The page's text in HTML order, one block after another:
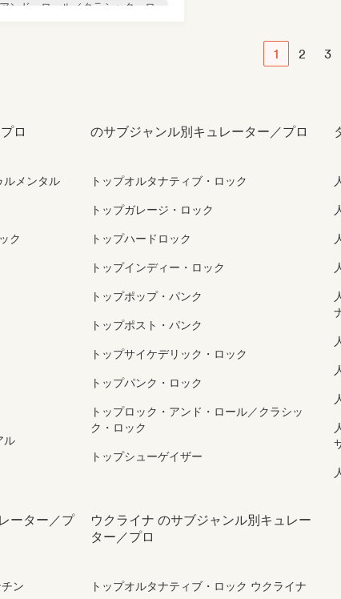
ンド・ロール／クラシック・ロ
1 2 3
ロ
ルメンタル
ク
ル
のサブジャンル別キュレーター／プロ
トップオルタナティブ・ロック
トップガレージ・ロック
トップハードロック
トップインディー・ロック
トップポップ・パンク
トップポスト・パンク
トップサイケデリック・ロック
トップパンク・ロック
トップロック・アンド・ロール／クラシッ
ク・ロック
トップシューゲイザー
ーター／プ
ン
ウクライナ のサブジャンル別キュレー
ター／プロ
トップオルタナティブ・ロック ウクライナ